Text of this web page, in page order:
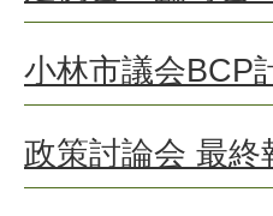
小林市議会BCP
政策討論会 最終